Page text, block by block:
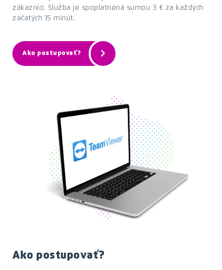
zákazníci. Služba je spoplatnená sumou 3 € za každých
začatých 15 minút.
Ako postupovať?
Ako postupovať?